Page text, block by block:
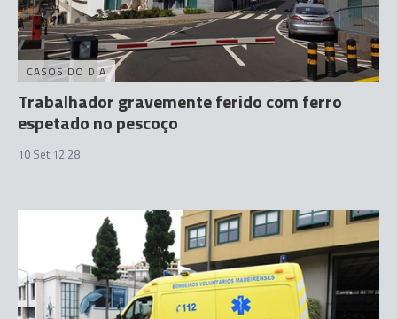
CASOS DO DIA
Trabalhador gravemente ferido com ferro
espetado no pescoço
10 Set 12:28